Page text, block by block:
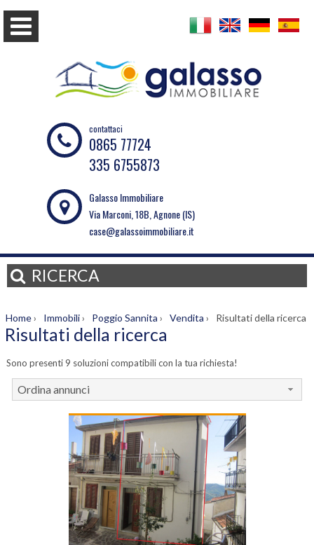
contattaci
0865 77724
335 6755873
Galasso Immobiliare
Via Marconi, 18B, Agnone (IS)
case@galassoimmobiliare.it
RICERCA
Home› Immobili› Poggio Sannita › Vendita › Risultati della ricerca
Risultati della ricerca
Sono presenti 9 soluzioni compatibili con la tua richiesta!
Ordina annunci